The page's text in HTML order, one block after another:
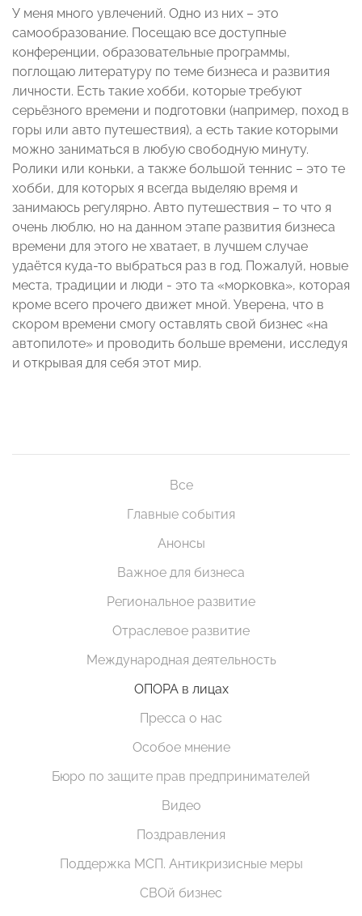
У меня много увлечений. Одно из них – это
самообразование. Посещаю все доступные
конференции, образовательные программы,
поглощаю литературу по теме бизнеса и развития
личности. Есть такие хобби, которые требуют
серьёзного времени и подготовки (например, поход в
горы или авто путешествия), а есть такие которыми
можно заниматься в любую свободную минуту.
Ролики или коньки, а также большой теннис – это те
хобби, для которых я всегда выделяю время и
занимаюсь регулярно. Авто путешествия – то что я
очень люблю, но на данном этапе развития бизнеса
времени для этого не хватает, в лучшем случае
удаётся куда-то выбраться раз в год. Пожалуй, новые
места, традиции и люди - это та «морковка», которая
кроме всего прочего движет мной. Уверена, что в
скором времени смогу оставлять свой бизнес «на
автопилоте» и проводить больше времени, исследуя
и открывая для себя этот мир.
Все
Главные события
Анонсы
Важное для бизнеса
Региональное развитие
Отраслевое развитие
Международная деятельность
ОПОРА в лицах
Пресса о нас
Особое мнение
Бюро по защите прав предпринимателей
Видео
Поздравления
Поддержка МСП. Антикризисные меры
СВОй бизнес